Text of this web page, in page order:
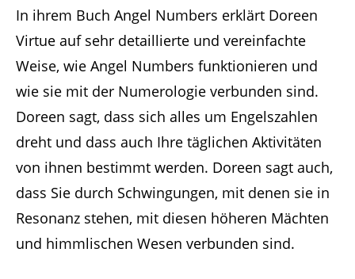
In ihrem Buch Angel Numbers erklärt Doreen
Virtue auf sehr detaillierte und vereinfachte
Weise, wie Angel Numbers funktionieren und
wie sie mit der Numerologie verbunden sind.
Doreen sagt, dass sich alles um Engelszahlen
dreht und dass auch Ihre täglichen Aktivitäten
von ihnen bestimmt werden. Doreen sagt auch,
dass Sie durch Schwingungen, mit denen sie in
Resonanz stehen, mit diesen höheren Mächten
und himmlischen Wesen verbunden sind.